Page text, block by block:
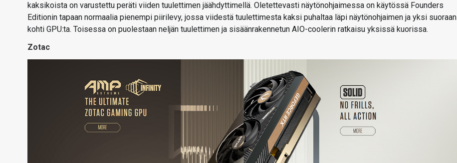
kaksikoista on varustettu peräti viiden tuulettimen jäähdyttimellä. Oletettevasti näytönohjaimessa on käytössä Founders
Editionin tapaan normaalia pienempi piirilevy, jossa viidestä tuulettimesta kaksi puhaltaa läpi näytönohjaimen ja yksi suoraan
kohti GPU:ta. Toisessa on puolestaan neljän tuulettimen ja sisäänrakennetun AIO-coolerin ratkaisu yksissä kuorissa.
Zotac